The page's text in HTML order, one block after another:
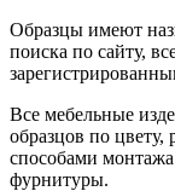
Образцы имеют
поиска по сайту,
Все мебельные
образцов по цвету,
способами
фурнитуры.